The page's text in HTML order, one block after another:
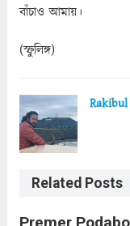
বাঁচাও আমায়।
(স্ফুলিঙ্গ)
Related Posts